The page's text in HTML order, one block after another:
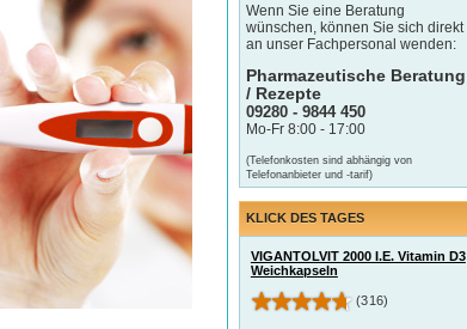
Wenn Sie eine Beratung
wünschen, können Sie sich direkt
an unser Fachpersonal wenden:
Pharmazeutische Beratung
/ Rezepte
09280 - 9844 450
Mo-Fr 8:00 - 17:00
(Telefonkosten sind abhängig von
Telefonanbieter und -tarif)
KLICK DES TAGES
VIGANTOLVIT 2000 I.E. Vitamin D3
Weichkapseln
(316)